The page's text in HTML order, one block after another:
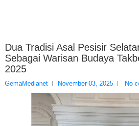
Dua Tradisi Asal Pesisir
Sebagai Warisan Budaya
2025
GemaMedianet November 03, 2025 No